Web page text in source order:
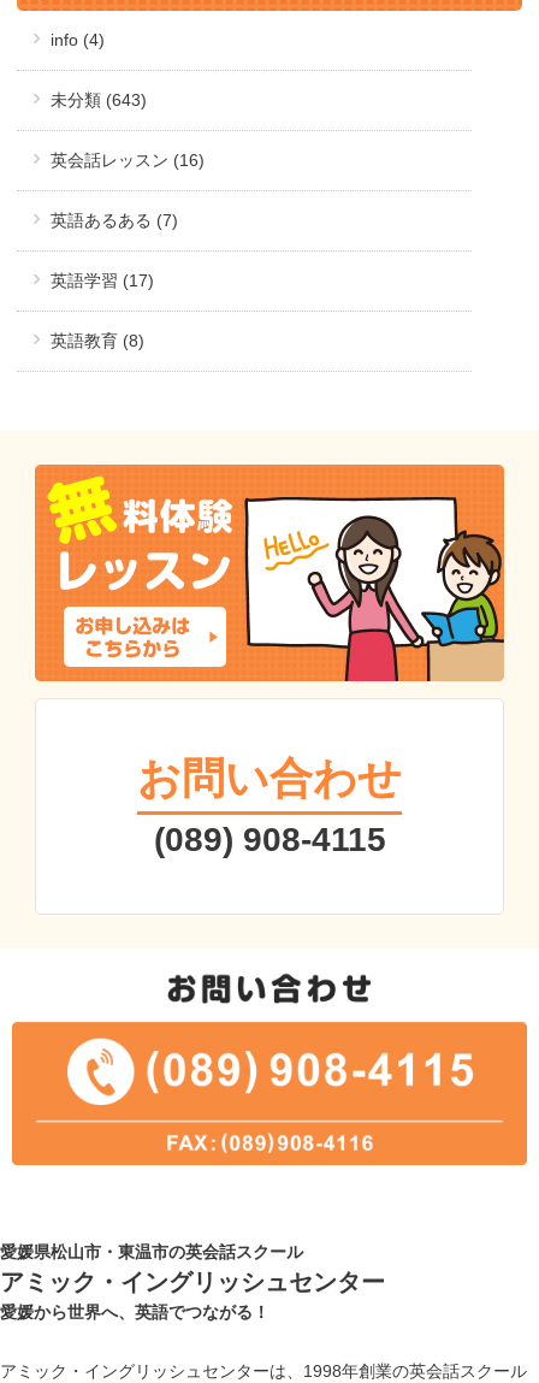
info (4)
未分類 (643)
英会話レッスン (16)
英語あるある (7)
英語学習 (17)
英語教育 (8)
お問い合わせ
(089) 908-4115
愛媛県松山市・東温市の英会話スクール
アミック・イングリッシュセンター
愛媛から世界へ、英語でつながる！
アミック・イングリッシュセンターは、1998年創業の英会話スクール